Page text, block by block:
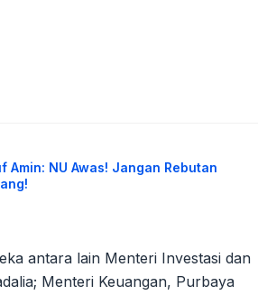
Amin: NU Awas! Jangan Rebutan
antara lain Menteri Investasi dan
Menteri Keuangan, Purbaya